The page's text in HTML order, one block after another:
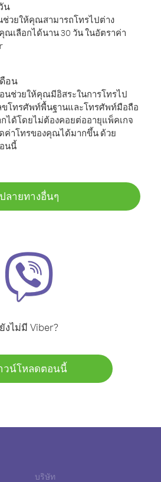
น
ช่วยให้คุณสามารถโทรไปต่าง
ณเลือกได้นาน 30 วัน ในอัตราค่า
อน
นช่วยให้คุณมีอิสระในการโทรไป
ขโทรศัพท์พื้นฐานและโทรศัพท์มือถือ
ได้โดยไม่ต้องคอยต่ออายุแพ็คเกจ
ค่าโทรของคุณได้มากขึ้น ด้วย
นนี้
ปลายทางอื่นๆ
ยังไม่มี Viber?
วน์โหลดตอนนี้
บริษัท